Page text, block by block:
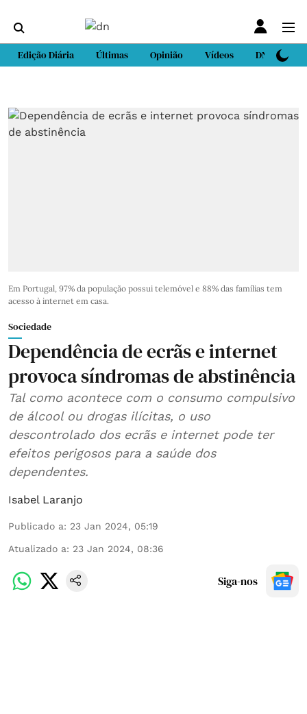
Edição Diária Últimas Opinião Vídeos DN Sport
Em Portugal, 97% da população possui telemóvel e 88% das famílias tem
acesso à internet em casa.
Sociedade
Dependência de ecrãs e internet
provoca síndromas de abstinência
Tal como acontece com o consumo compulsivo
de álcool ou drogas ilícitas, o uso
descontrolado dos ecrãs e internet pode ter
efeitos perigosos para a saúde dos
dependentes.
Isabel Laranjo
Publicado a: 23 Jan 2024, 05:19
Atualizado a: 23 Jan 2024, 08:36
Siga-nos